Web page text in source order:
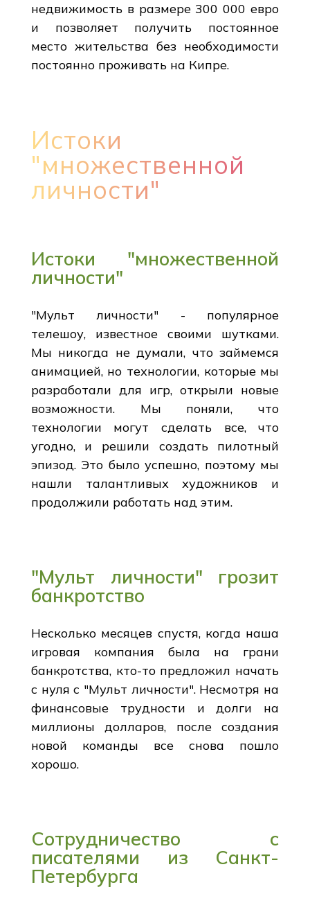
недвижимость в размере 300 000 евро
и позволяет получить постоянное
место жительства без необходимости
постоянно проживать на Кипре.
Истоки
"множественной
личности"
Истоки "множественной
личности"
"Мульт личности" - популярное
телешоу, известное своими шутками.
Мы никогда не думали, что займемся
анимацией, но технологии, которые мы
разработали для игр, открыли новые
возможности. Мы поняли, что
технологии могут сделать все, что
угодно, и решили создать пилотный
эпизод. Это было успешно, поэтому мы
нашли талантливых художников и
продолжили работать над этим.
"Мульт личности" грозит
банкротство
Несколько месяцев спустя, когда наша
игровая компания была на грани
банкротства, кто-то предложил начать
с нуля с "Мульт личности". Несмотря на
финансовые трудности и долги на
миллионы долларов, после создания
новой команды все снова пошло
хорошо.
Сотрудничество с
писателями из Санкт-
Петербурга